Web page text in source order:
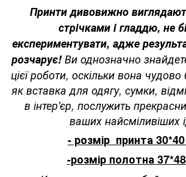
Принти дивовижно
стрічками і гладдю, не
експериментувати, адже
розчарує! Ви однозначно
цієї роботи, оскільки вона
як вставка для одягу, сумки,
в інтер'єр, послужить
ваших найсміливіших
- розмір принта
-розмір полотна